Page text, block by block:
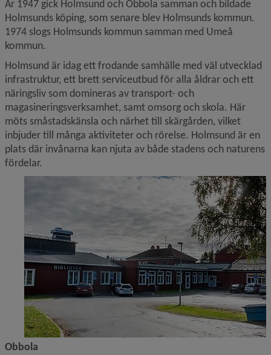
År 1947 gick Holmsund och Obbola samman och bildade
Holmsunds köping, som senare blev Holmsunds kommun.
1974 slogs Holmsunds kommun samman med Umeå
kommun.
Holmsund är idag ett frodande samhälle med väl utvecklad
infrastruktur, ett brett serviceutbud för alla åldrar och ett
näringsliv som domineras av transport- och
magasineringsverksamhet, samt omsorg och skola. Här
möts småstadskänsla och närhet till skärgården, vilket
inbjuder till många aktiviteter och rörelse. Holmsund är en
plats där invånarna kan njuta av både stadens och naturens
fördelar.
Obbola